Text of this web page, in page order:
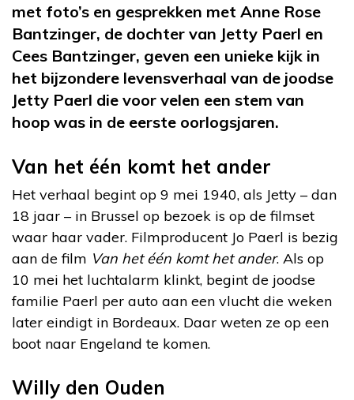
met foto’s en gesprekken met Anne Rose
Bantzinger, de dochter van Jetty Paerl en
Cees Bantzinger, geven een unieke kijk in
het bijzondere levensverhaal van de joodse
Jetty Paerl die voor velen een stem van
hoop was in de eerste oorlogsjaren.
Van het één komt het ander
Het verhaal begint op 9 mei 1940, als Jetty – dan
18 jaar – in Brussel op bezoek is op de filmset
waar haar vader. Filmproducent Jo Paerl is bezig
aan de film Van het één komt het ander. Als op
10 mei het luchtalarm klinkt, begint de joodse
familie Paerl per auto aan een vlucht die weken
later eindigt in Bordeaux. Daar weten ze op een
boot naar Engeland te komen.
Willy den Ouden